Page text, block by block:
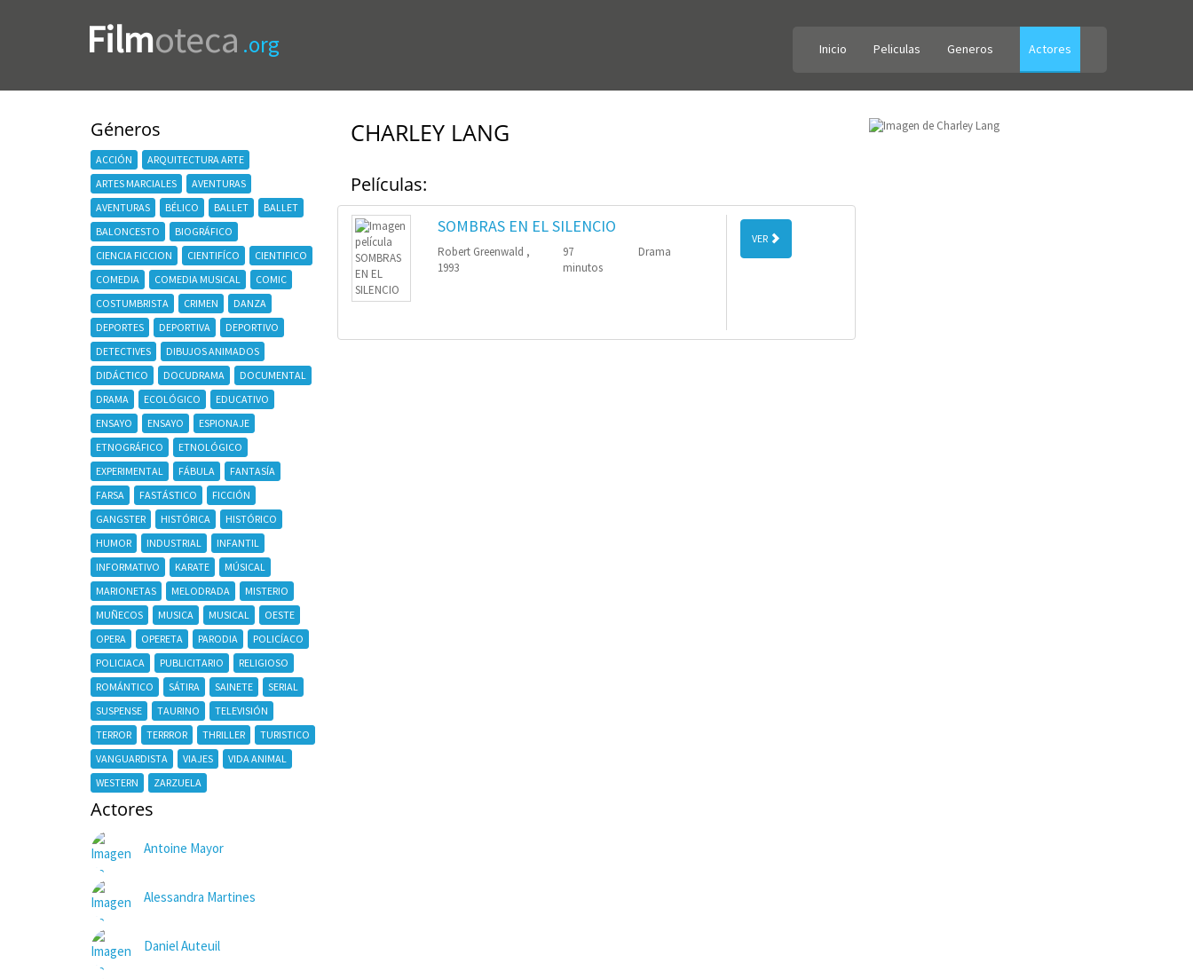
Filmoteca .org Inicio Peliculas Generos Actores
Géneros
ACCIÓN
ARQUITECTURA ARTE
ARTES MARCIALES
AVENTURAS
AVENTURAS
BÉLICO BALLET
BALLET
BALONCESTO
BIOGRÁFICO
CIENCIA FICCION
CIENTIFÍCO
CIENTIFICO
COMEDIA
COMEDIA MUSICAL
COMIC
COSTUMBRISTA
CRIMEN
DANZA
DEPORTES
DEPORTIVA
DEPORTIVO
DETECTIVES
DIBUJOS ANIMADOS
DIDÁCTICO
DOCUDRAMA
DOCUMENTAL
DRAMA
ECOLÓGICO
EDUCATIVO
ENSAYO
ENSAYO
ESPIONAJE
ETNOGRÁFICO
ETNOLÓGICO
EXPERIMENTAL
FÁBULA
FANTASÍA
FARSA
FASTÁSTICO
FICCIÓN
GANGSTER
HISTÓRICA
HISTÓRICO
HUMOR
INDUSTRIAL
INFANTIL
INFORMATIVO
KARATE
MÚSICAL
MARIONETAS
MELODRADA
MISTERIO
MUÑECOS
MUSICA MUSICAL
OESTE
OPERA
OPERETA PARODIA
POLICÍACO
POLICIACA
PUBLICITARIO
RELIGIOSO
ROMÁNTICO
SÁTIRA SAINETE
SERIAL
SUSPENSE
TAURINO
TELEVISIÓN
TERROR
TERRROR THRILLER
TURISTICO
VANGUARDISTA
VIAJES
VIDA ANIMAL
WESTERN
ZARZUELA
Actores
Antoine Mayor
Alessandra Martines
Daniel Auteuil
CHARLEY LANG
Películas:
SOMBRAS EN EL SILENCIO
Robert Greenwald ,
1993
97
minutos
Drama
VER